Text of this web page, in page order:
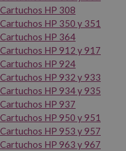
Cartuchos HP 308
Cartuchos HP 350 y 351
Cartuchos HP 364
Cartuchos HP 912 y 917
Cartuchos HP 924
Cartuchos HP 932 y 933
Cartuchos HP 934 y 935
Cartuchos HP 937
Cartuchos HP 950 y 951
Cartuchos HP 953 y 957
Cartuchos HP 963 y 967